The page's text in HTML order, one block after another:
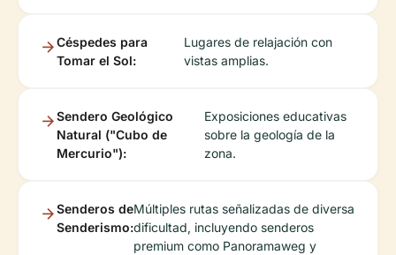
Céspedes para
Tomar el Sol:
Lugares de relajación con
vistas amplias.
Sendero Geológico
Natural ("Cubo de
Mercurio"):
Exposiciones educativas
sobre la geología de la
zona.
Senderos de
Senderismo:
Múltiples rutas señalizadas de diversa
dificultad, incluyendo senderos
premium como Panoramaweg y